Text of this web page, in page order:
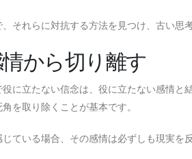
それらに対抗する方法を見つけ、古い思
から切り離す
に立たない信念は、役に立たない感情
を取り除くことが基本です。
ている場合、その感情は必ずしも現実を